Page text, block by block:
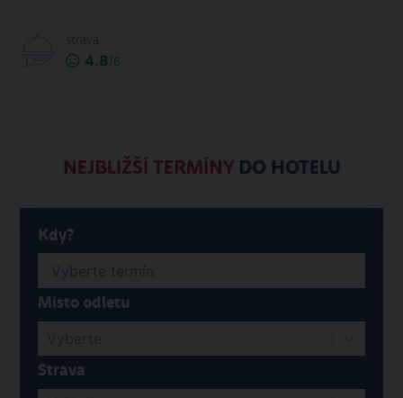
4.8/6
NEJBLIŽŠÍ TERMÍNYDO HOTELU
Kdy?
Místo odletu
Strava